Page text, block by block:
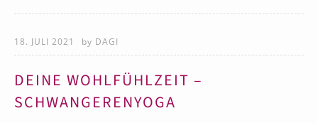
18. JULI 2021 by DAGI
DEINE WOHLFÜHLZEIT –
SCHWANGERENYOGA